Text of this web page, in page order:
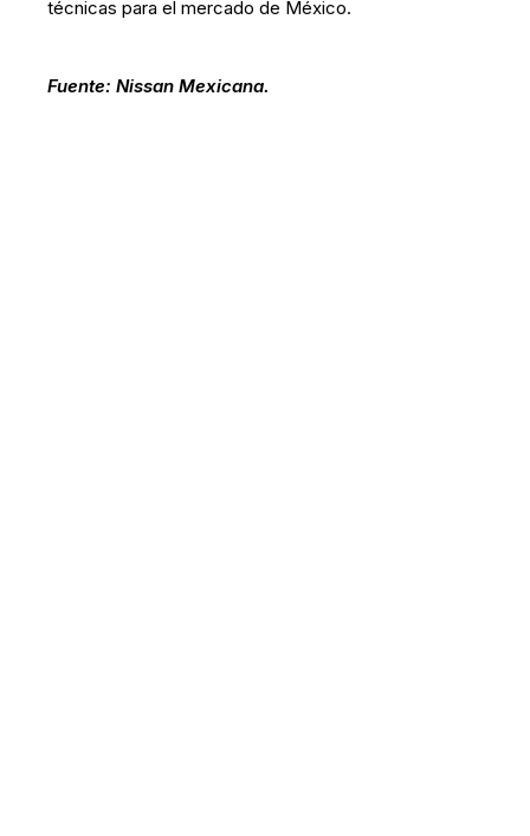
técnicas para el mercado de México.
Fuente: Nissan Mexicana.